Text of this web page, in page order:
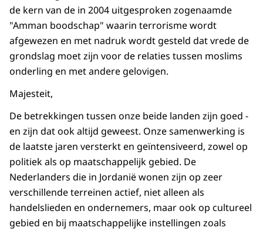
de kern van de in 2004 uitgesproken zogenaamde
"Amman boodschap" waarin terrorisme wordt
afgewezen en met nadruk wordt gesteld dat vrede de
grondslag moet zijn voor de relaties tussen moslims
onderling en met andere gelovigen.
Majesteit,
De betrekkingen tussen onze beide landen zijn goed -
en zijn dat ook altijd geweest. Onze samenwerking is
de laatste jaren versterkt en geïntensiveerd, zowel op
politiek als op maatschappelijk gebied. De
Nederlanders die in Jordanië wonen zijn op zeer
verschillende terreinen actief, niet alleen als
handelslieden en ondernemers, maar ook op cultureel
gebied en bij maatschappelijke instellingen zoals